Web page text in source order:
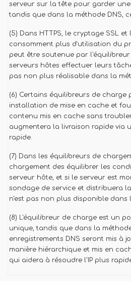
serveur sur la tête pour garder une
tandis que dans la méthode DNS,
(5) Dans HTTPS, le cryptage SSL
consomment plus d'utilisation du
peut être soutenue par
serveurs hôtes effectuer leurs
pas non plus réalisable dans la
(6) Certains équilibreurs de charge
installation de mise en cache et
contenu mis en cache sans
augmentera la livraison rapide via
rapide.
(7) Dans les équilibreurs de
chargement des équilibrer les
serveur hôte, et si le serveur est
sondage de service et distribuera
n'est pas non plus disponible dans
(8) L'équilibreur de charge est un
unique, tandis que dans la
enregistrements DNS seront mis à
manière hiérarchique et mis en
qui aidera à résoudre l'IP plus